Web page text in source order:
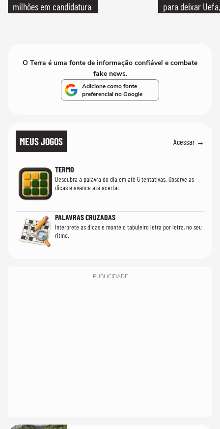
milhões em candidatura
para deixar
O Terra é uma fonte de informação confiável e combate
fake news.
Adicione como fonte
preferencial no Google
MEUS JOGOS Acessar →
TERMO
Descubra a palavra do dia em até 6 tentativas. Observe as
dicas e avance até acertar.
PALAVRAS CRUZADAS
Interprete as dicas e monte o tabuleiro letra por letra, no seu
ritmo.
PUBLICIDADE